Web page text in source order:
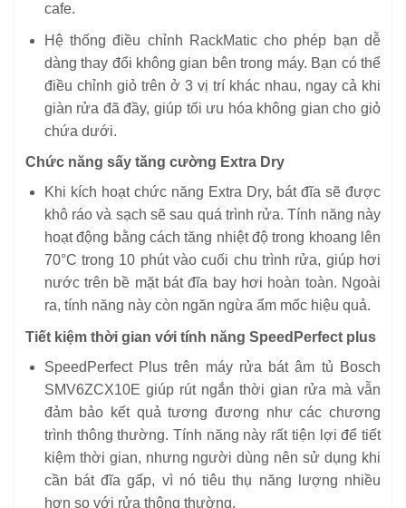
cafe.
Hệ thống điều chỉnh RackMatic cho phép bạn dễ
dàng thay đổi không gian bên trong máy. Bạn có thể
điều chỉnh giỏ trên ở 3 vị trí khác nhau, ngay cả khi
giàn rửa đã đầy, giúp tối ưu hóa không gian cho giỏ
chứa dưới.
Chức năng sấy tăng cường Extra Dry
Khi kích hoạt chức năng Extra Dry, bát đĩa sẽ được
khô ráo và sạch sẽ sau quá trình rửa. Tính năng này
hoạt động bằng cách tăng nhiệt độ trong khoang lên
70°C trong 10 phút vào cuối chu trình rửa, giúp hơi
nước trên bề mặt bát đĩa bay hơi hoàn toàn. Ngoài
ra, tính năng này còn ngăn ngừa ẩm mốc hiệu quả.
Tiết kiệm thời gian với tính năng SpeedPerfect plus
SpeedPerfect Plus trên máy rửa bát âm tủ Bosch
SMV6ZCX10E giúp rút ngắn thời gian rửa mà vẫn
đảm bảo kết quả tương đương như các chương
trình thông thường. Tính năng này rất tiện lợi để tiết
kiệm thời gian, nhưng người dùng nên sử dụng khi
cần bát đĩa gấp, vì nó tiêu thụ năng lượng nhiều
hơn so với rửa thông thường.